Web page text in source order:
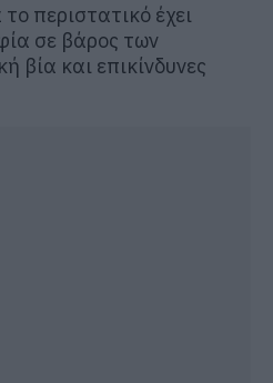
περιστατικό έχει
σε βάρος των
βία και επικίνδυνες